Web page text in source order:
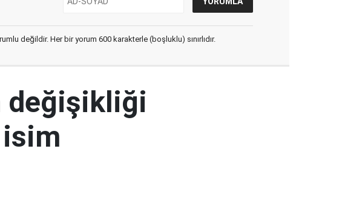
değildir. Her bir yorum 600 karakterle (boşluklu) sınırlıdır.
değişikliği
isim